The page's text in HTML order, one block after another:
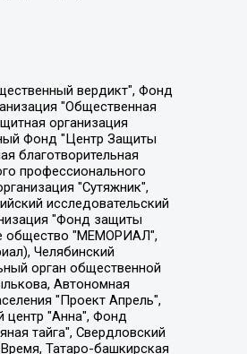
Карен Багратович, Шульман Екатерина Михайловна, Асафьев Артур Валерьевич, Вахштайн Виктор Семенович, Венедиктов Алексей Алексеевич, Лушникова Екатерина Евгеньевна, Волков Леонид Михайлович, Невзоров Александр Глебович, Пархоменко Сергей Борисович, Сироткин Ярослав Николаевич, Кара-Мурза Владимир Владимирович, Баранова Наталья Владимировна, Гозман Леонид Яковлевич, Кагарлицкий Борис Юльевич, Климарев Михаил Валерьевич, Милов Владимир Станиславович, Автономная некоммерческая организация Краснодарский центр современного искусства "Типография", Моргенштерн Алишер Тагирович, Соболь Любовь Эдуардовна, Общество с ограниченной ответственностью "ЛИЗА НОРМ", Каспаров Гарри Кимович, Ходорковский Михаил Борисович, Общество с ограниченной ответственностью "Апрельские тезисы", Данилович Ирина Брониславовна, Кашин Олег Владимирович, Петров Николай Владимирович, Пивоваров Алексей Владимирович, Соколов Михаил Владимирович, Цветкова Юлия Владимировна, Чичваркин Евгений Александрович, Комитет против пыток/Команда против пыток, Общество с ограниченной ответственностью "Первый научный", Общество с ограниченной ответственностью "Вертолет и ко", Белоцерковская Вероника Борисовна, Кац Максим Евгеньевич, Лазарева Татьяна Юрьевна, Шаведдинов Руслан Табризович, Яшин Илья Валерьевич, Общество с ограниченной ответственностью "Иноагент ААВ", Алешковский Дмитрий Петрович, Альбац Евгения Марковна, Быков Дмитрий Львович, Галямина Юлия Евгеньевна, Лойко Сергей Леонидович, Мартынов Кирилл Константинович, Медведев Сергей Александрович, Крашенинников Федор Геннадиевич, Гордеева Катерина Вл